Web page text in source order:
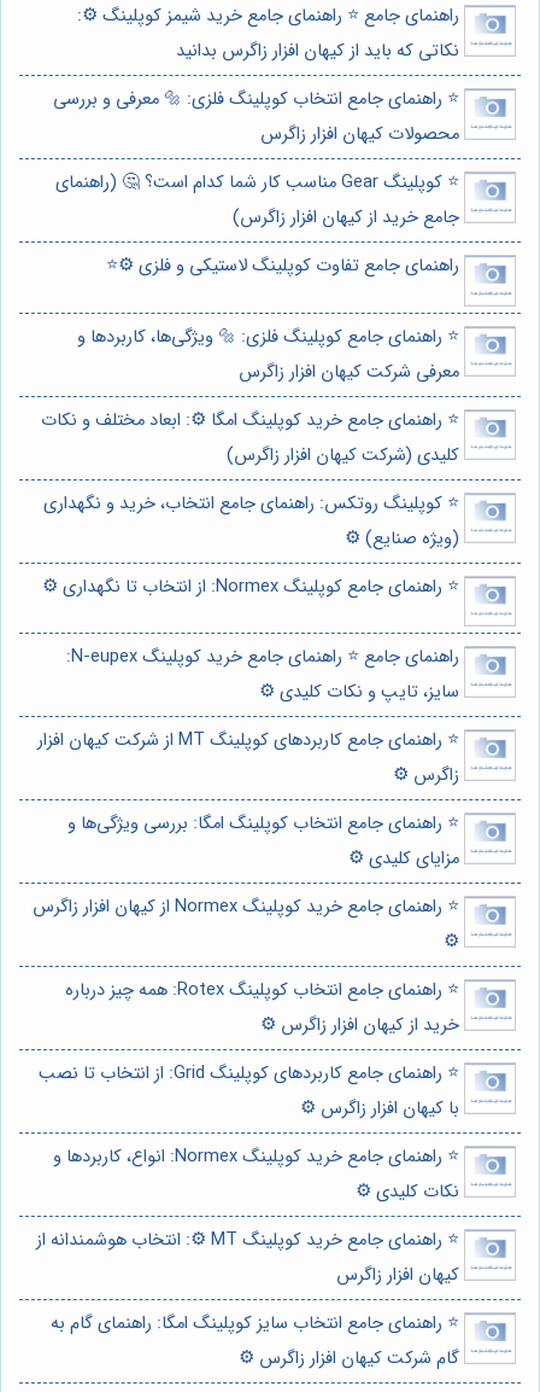
راهنمای جامع ⭐️ راهنمای جامع خرید شیمز کوپلینگ ⚙️:
نکاتی که باید از کیهان افزار زاگرس بدانید
⭐️ راهنمای جامع انتخاب کوپلینگ فلزی: 🔩 معرفی و بررسی
محصولات کیهان افزار زاگرس
⭐️ کوپلینگ Gear مناسب کار شما کدام است؟ 🤔 (راهنمای
جامع خرید از کیهان افزار زاگرس)
راهنمای جامع تفاوت کوپلینگ لاستیکی و فلزی ⚙️⭐️
⭐️ راهنمای جامع کوپلینگ فلزی: 🔩 ویژگی‌ها، کاربردها و
معرفی شرکت کیهان افزار زاگرس
⭐️ راهنمای جامع خرید کوپلینگ امگا ⚙️: ابعاد مختلف و نکات
کلیدی (شرکت کیهان افزار زاگرس)
⭐️ کوپلینگ روتکس: راهنمای جامع انتخاب، خرید و نگهداری
(ویژه صنایع) ⚙️
⭐️ راهنمای جامع کوپلینگ Normex: از انتخاب تا نگهداری ⚙️
راهنمای جامع ⭐️ راهنمای جامع خرید کوپلینگ N-eupex:
سایز، تایپ و نکات کلیدی ⚙️
⭐️ راهنمای جامع کاربردهای کوپلینگ MT از شرکت کیهان افزار
زاگرس ⚙️
⭐️ راهنمای جامع انتخاب کوپلینگ امگا: بررسی ویژگی‌ها و
مزایای کلیدی ⚙️
⭐️ راهنمای جامع خرید کوپلینگ Normex از کیهان افزار زاگرس
⚙️
⭐️ راهنمای جامع انتخاب کوپلینگ Rotex: همه چیز درباره
خرید از کیهان افزار زاگرس ⚙️
⭐️ راهنمای جامع کاربردهای کوپلینگ Grid: از انتخاب تا نصب
با کیهان افزار زاگرس ⚙️
⭐️ راهنمای جامع خرید کوپلینگ Normex: انواع، کاربردها و
نکات کلیدی ⚙️
⭐️ راهنمای جامع خرید کوپلینگ MT ⚙️: انتخاب هوشمندانه از
کیهان افزار زاگرس
⭐️ راهنمای جامع انتخاب سایز کوپلینگ امگا: راهنمای گام به
گام شرکت کیهان افزار زاگرس ⚙️